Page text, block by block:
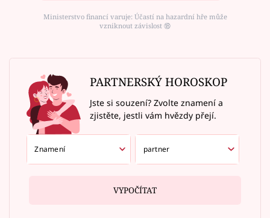
Ministerstvo financí varuje: Účastí na hazardní hře může
vzniknout závislost ⑱
PARTNERSKÝ HOROSKOP
Jste si souzení? Zvolte znamení a
zjistěte, jestli vám hvězdy přejí.
VYPOČÍTAT